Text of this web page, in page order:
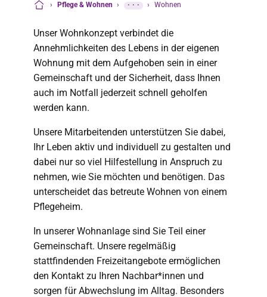
› Pflege & Wohnen › ··· › Wohnen
Unser Wohnkonzept verbindet die
Annehmlichkeiten des Lebens in der eigenen
Wohnung mit dem Aufgehoben sein in einer
Gemeinschaft und der Sicherheit, dass Ihnen
auch im Notfall jederzeit schnell geholfen
werden kann.
Unsere Mitarbeitenden unterstützen Sie dabei,
Ihr Leben aktiv und individuell zu gestalten und
dabei nur so viel Hilfestellung in Anspruch zu
nehmen, wie Sie möchten und benötigen. Das
unterscheidet das betreute Wohnen von einem
Pflegeheim.
In unserer Wohnanlage sind Sie Teil einer
Gemeinschaft. Unsere regelmäßig
stattfindenden Freizeitangebote ermöglichen
den Kontakt zu Ihren Nachbar*innen und
sorgen für Abwechslung im Alltag. Besonders